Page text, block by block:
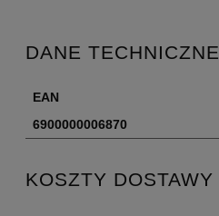
DANE TECHNICZNE
EAN
6900000006870
KOSZTY DOSTAWY